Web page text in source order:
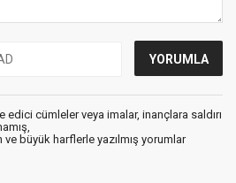
edici cümleler veya imalar, inançlara saldırı
büyük harflerle yazılmış yorumlar